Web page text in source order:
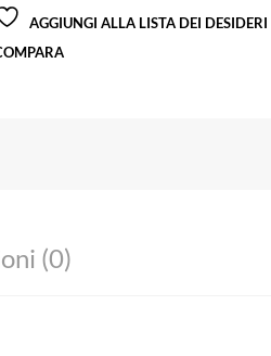
AGGIUNGI ALLA LISTA DEI DESIDERI
(0)